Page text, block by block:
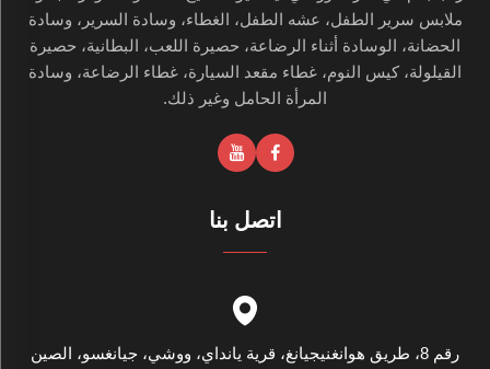
ملابس سرير الطفل، عشه الطفل، الغطاء، وسادة السرير، وسادة
الحضانة، الوسادة أثناء الرضاعة، حصيرة اللعب، البطانية، حصيرة
القيلولة، كيس النوم، غطاء مقعد السيارة، غطاء الرضاعة، وسادة
المرأة الحامل وغير ذلك.
اتصل بنا
رقم 8، طريق هوانغنيجيانغ، قرية يانداي، ووشي، جيانغسو، الصين